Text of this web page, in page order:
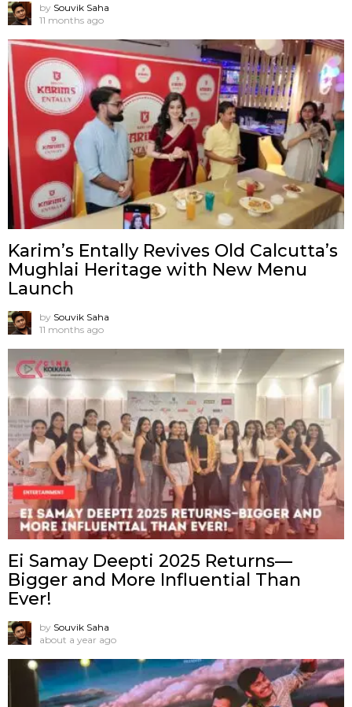
by Souvik Saha
11 months ago
Karim’s Entally Revives Old Calcutta’s
Mughlai Heritage with New Menu
Launch
by Souvik Saha
11 months ago
Ei Samay Deepti 2025 Returns—
Bigger and More Influential Than
Ever!
by Souvik Saha
about a year ago